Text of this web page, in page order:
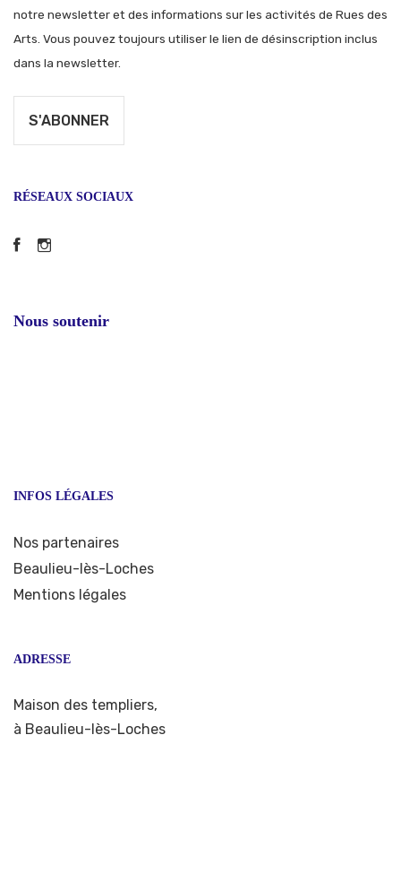
notre newsletter et des informations sur les activités de Rues des
Arts. Vous pouvez toujours utiliser le lien de désinscription inclus
dans la newsletter.
RÉSEAUX SOCIAUX
Facebook
Instagram
Nous soutenir
INFOS LÉGALES
Nos partenaires
Beaulieu-lès-Loches
Mentions légales
ADRESSE
Maison des templiers,
à Beaulieu-lès-Loches